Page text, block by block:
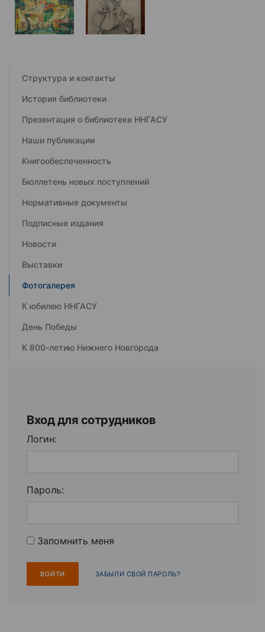
Структура и контакты
История библиотеки
Презентация о библиотеке ННГАСУ
Наши публикации
Книгообеспеченность
Бюллетень новых поступлений
Нормативные документы
Подписные издания
Новости
Выставки
Фотогалерея
К юбилею ННГАСУ
День Победы
К 800-летию Нижнего Новгорода
Вход для сотрудников
Логин:
Пароль:
Запомнить меня
ЗАБЫЛИ СВОЙ ПАРОЛЬ?